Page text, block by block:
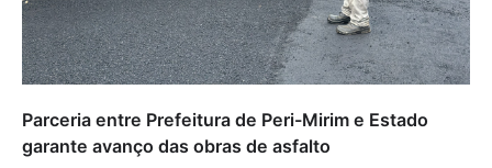
Parceria entre Prefeitura de Peri-Mirim e Estado
garante avanço das obras de asfalto